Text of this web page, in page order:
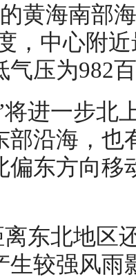
黄海南部
，中心附
气压为982
将进一步北
部沿海，也
偏东方向
离东北地区
生较强风雨